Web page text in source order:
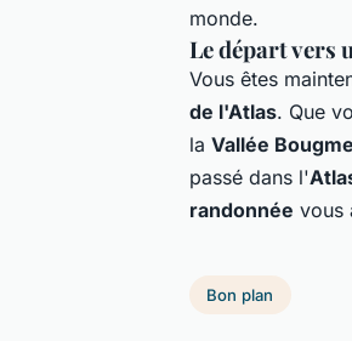
monde.
Le départ vers
Vous êtes
de l'Atlas. Que
la Vallée
passé dans l'
randonnée vous
Bon plan